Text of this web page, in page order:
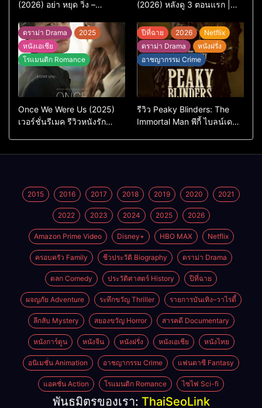
(2026) อย่า หยุด วิ่ง –
ต้นฉบับเกาหลี
(2026) หลังดู 3 ตอนแรก |
แต่ยังไปไม่ถึงไหน
ดราม่า Drama
2025
หนังเอเชีย
โรแมนติก Romance
Once We Were Us (2025)
เวอร์ชั่นรีเมค รีวิวหนังรัก
ปีที่ฉาย 2026
Netflix
ดราม่า Drama
หนังฝรั่ง
อาชญากรรม Crime
รีวิว Peaky Blinders: The
Immortal Man พีกี้ ไบลน์เด
2015 2016 2017 2018 2019 2020 2021
2022 2023 2024 2025 2026
Amazon Prime Video Disney+ HBO MAX Netflix
ครอบครัว Family ชีวประวัติ Biography ดราม่า Drama
ตลก Comedy ประวัติศาสตร์ History ปีที่ฉาย
ผจญภัย Adventure ระทึกขวัญ Thriller รายการบันเทิง–วาไรตี้
ลึกลับ Mystery สยองขวัญ Horror สารคดี Documentary
หนังการ์ตูน หนังจีน หนังฝรั่ง หนังเอเชีย หนังไทย
อนิเมชั่น Animation อาชญากรรม Crime แฟนตาซี Fantasy
แอคชั่น Action โรแมนติก Romance ไซไฟ Sci-fi
พันธมิตรของเรา: ThaiSeoLink